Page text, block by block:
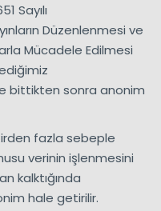
Sayılı
Düzenlenmesi ve
Mücadele Edilmesi
bittikten sonra anonim
fazla sebeple
verinin işlenmesini
kalktığında
hale getirilir.